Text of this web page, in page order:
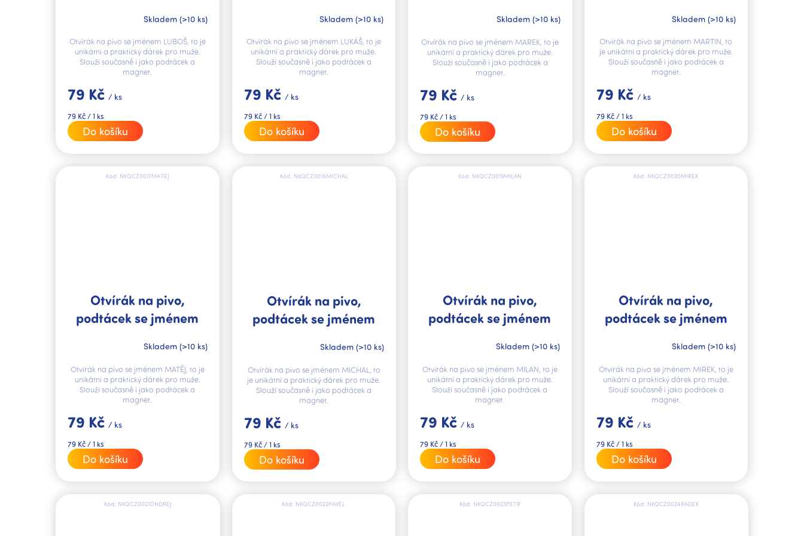
Skladem (>10 ks)
79 Kč / ks
Měrná
cena:
79 Kč / 1 ks
Do košíku
Otvírák na pivo se jménem LUBOŠ, to je
unikátní a praktický dárek pro muže.
Slouží současně i jako podtácek a
magnet.
Skladem (>10 ks)
79 Kč / ks
Měrná
cena:
79 Kč / 1 ks
Do košíku
Otvírák na pivo se jménem LUKÁŠ, to je
unikátní a praktický dárek pro muže.
Slouží současně i jako podtácek a
magnet.
Skladem (>10 ks)
79 Kč / ks
Měrná
cena:
79 Kč / 1 ks
Do košíku
Otvírák na pivo se jménem MAREK, to je
unikátní a praktický dárek pro muže.
Slouží současně i jako podtácek a
magnet.
Skladem (>10 ks)
79 Kč / ks
Měrná
cena:
79 Kč / 1 ks
Do košíku
Otvírák na pivo se jménem MARTIN, to
je unikátní a praktický dárek pro muže.
Slouží současně i jako podtácek a
magnet.
Otvírák na pivo,
podtácek se jménem
Skladem (>10 ks)
79 Kč / ks
Měrná
cena:
79 Kč / 1 ks
Do košíku
Otvírák na pivo se jménem MATĚJ, to je
unikátní a praktický dárek pro muže.
Slouží současně i jako podtácek a
magnet.
Kód: NKQCZ0017MATEJ
Otvírák na pivo,
podtácek se jménem
Skladem (>10 ks)
79 Kč / ks
Měrná
cena:
79 Kč / 1 ks
Do košíku
Otvírák na pivo se jménem MICHAL, to
je unikátní a praktický dárek pro muže.
Slouží současně i jako podtácek a
magnet.
Kód: NKQCZ0018MICHAL
Otvírák na pivo,
podtácek se jménem
Skladem (>10 ks)
79 Kč / ks
Měrná
cena:
79 Kč / 1 ks
Do košíku
Otvírák na pivo se jménem MILAN, to je
unikátní a praktický dárek pro muže.
Slouží současně i jako podtácek a
magnet.
Kód: NKQCZ0019MILAN
Otvírák na pivo,
podtácek se jménem
Skladem (>10 ks)
79 Kč / ks
Měrná
cena:
79 Kč / 1 ks
Do košíku
Otvírák na pivo se jménem MIREK, to je
unikátní a praktický dárek pro muže.
Slouží současně i jako podtácek a
magnet.
Kód: NKQCZ0020MIREK
Kód: NKQCZ0021ONDREJ Kód: NKQCZ0022PAVEL Kód: NKQCZ0023PETR Kód: NKQCZ0024RADEK